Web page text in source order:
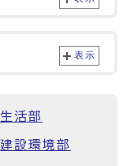
表示
活部
建設環境部